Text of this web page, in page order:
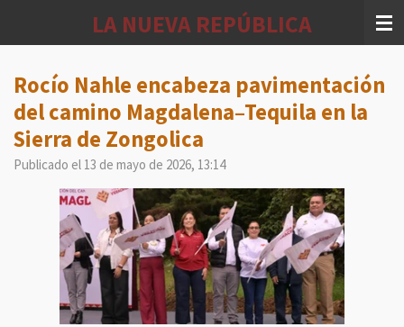
principal
LA NUEVA REPÚBLICA
Rocío Nahle encabeza pavimentación
del camino Magdalena–Tequila en la
Sierra de Zongolica
Publicado el 13 de mayo de 2026, 13:14